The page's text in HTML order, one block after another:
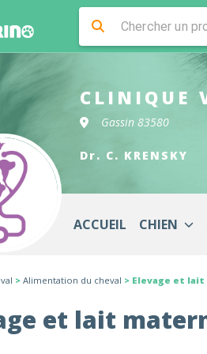
CLINIQUE
Gassin 83580
Dr. C. KRENSKY
ACCUEIL CHIEN
> Alimentation du cheval > Elevage et
et lait